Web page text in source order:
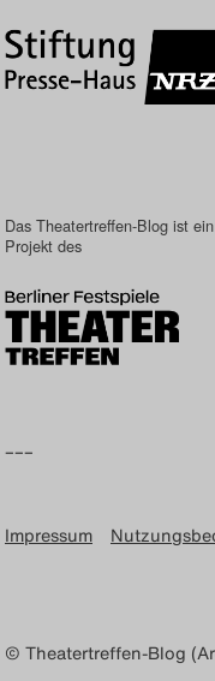
Das Theatertreffen-Blog ist ein
Projekt des
–––
Impressum
© Theatertreffen-Blog